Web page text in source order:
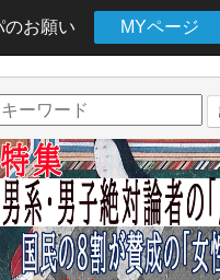
のお願い MYページ